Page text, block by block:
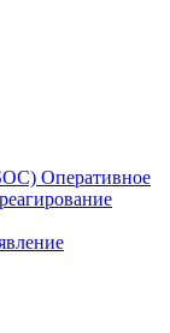
Оперативное